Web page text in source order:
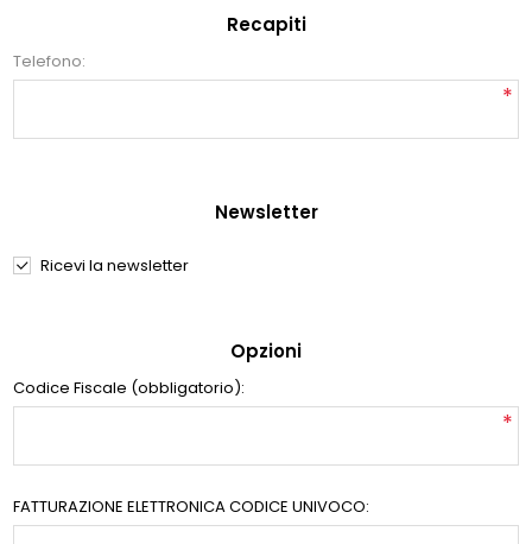
Recapiti
Telefono:
*
Newsletter
Ricevi la newsletter
Opzioni
Codice Fiscale (obbligatorio):
*
FATTURAZIONE ELETTRONICA CODICE UNIVOCO: